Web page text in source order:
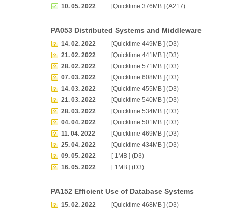
10. 05. 2022
[Quicktime 376MB ] (A217)
PA053 Distributed Systems and Middleware
14. 02. 2022
[Quicktime 449MB ] (D3)
21. 02. 2022
[Quicktime 441MB ] (D3)
28. 02. 2022
[Quicktime 571MB ] (D3)
07. 03. 2022
[Quicktime 608MB ] (D3)
14. 03. 2022
[Quicktime 455MB ] (D3)
21. 03. 2022
[Quicktime 540MB ] (D3)
28. 03. 2022
[Quicktime 534MB ] (D3)
04. 04. 2022
[Quicktime 501MB ] (D3)
11. 04. 2022
[Quicktime 469MB ] (D3)
25. 04. 2022
[Quicktime 434MB ] (D3)
09. 05. 2022
[ 1MB ] (D3)
16. 05. 2022
[ 1MB ] (D3)
PA152 Efficient Use of Database Systems
15. 02. 2022
[Quicktime 468MB ] (D3)